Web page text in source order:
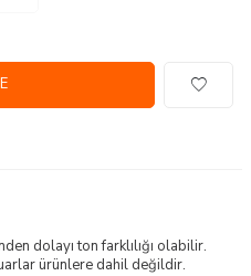
dolayı ton farklılığı olabilir.
ürünlere dahil değildir.